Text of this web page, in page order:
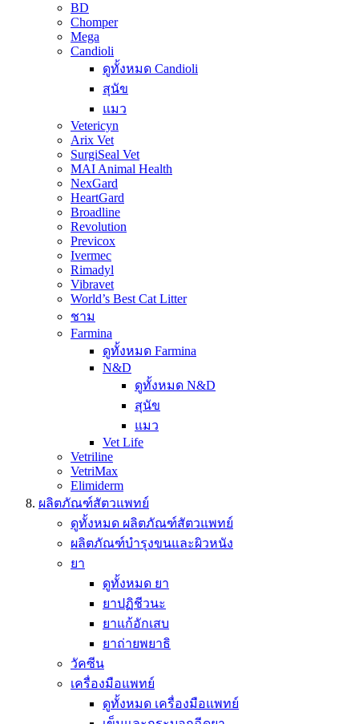
BD
Chomper
Mega
Candioli
ดูทั้งหมด Candioli
สุนัข
แมว
Vetericyn
Arix Vet
SurgiSeal Vet
MAI Animal Health
NexGard
HeartGard
Broadline
Revolution
Previcox
Ivermec
Rimadyl
Vibravet
World’s Best Cat Litter
ชาม
Farmina
ดูทั้งหมด Farmina
N&D
ดูทั้งหมด N&D
สุนัข
แมว
Vet Life
Vetriline
VetriMax
Elimiderm
ผลิตภัณฑ์สัตวแพทย์
ดูทั้งหมด ผลิตภัณฑ์สัตวแพทย์
ผลิตภัณฑ์บำรุงขนและผิวหนัง
ยา
ดูทั้งหมด ยา
ยาปฏิชีวนะ
ยาแก้อักเสบ
ยาถ่ายพยาธิ
วัคซีน
เครื่องมือแพทย์
ดูทั้งหมด เครื่องมือแพทย์